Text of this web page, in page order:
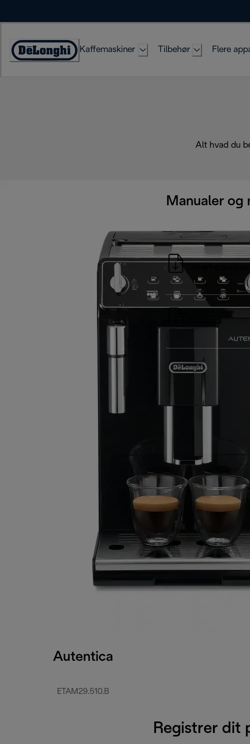
Accessibility
Kaffemaskiner Tilbehør Flere
Alt hvad du
Autentica
ETAM29.510.B
Manualer og
Registrer dit